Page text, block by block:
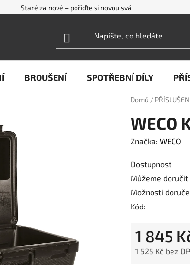
Staré za nové – pořiďte si novou svářečku WECO levněji
BROUŠENÍ SPOTŘEBNÍ DÍLY
Domů /
WECO
Značka: WECO
Dostupnost
Můžeme doručit
Možnosti
Kód:
1 845
1 525 Kč bez